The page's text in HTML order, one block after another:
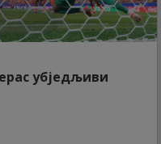
убједљиви